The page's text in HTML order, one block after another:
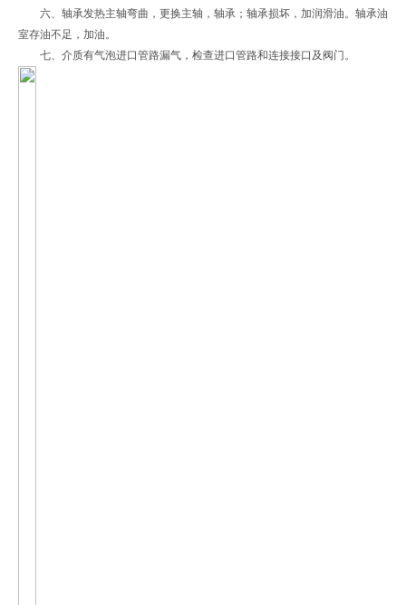
六、轴承发热主轴弯曲，更换主轴，轴承；轴承损坏，加润滑油。轴承油
室存油不足，加油。
七、介质有气泡进口管路漏气，检查进口管路和连接接口及阀门。